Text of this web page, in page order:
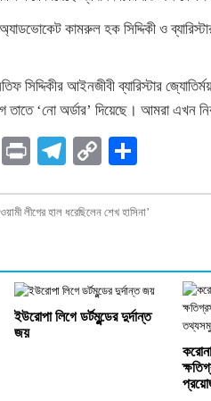
কামরুল হক সিদ্দিকী ও
সিদ্দিকীর আইনজীবী ব্যারিস্টার
‘নো অর্ডার’ দিয়েছে। আমরা এখন
EmailPrintTelegram
Copy
লীগের হাল ধরেছিলেন শেখ হাসিনা’
ইউরোপা লিগে ডর্টমুন্ডের দুর্দান্ত
জয়